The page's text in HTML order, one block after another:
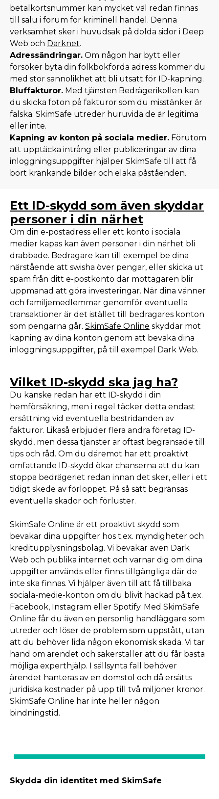
betalkortsnummer kan mycket väl redan finnas
till salu i forum för kriminell handel. Denna
verksamhet sker i huvudsak på dolda sidor i Deep
Web och Darknet.
Adressändringar. Om någon har bytt eller
försöker byta din folkbokförda adress kommer du
med stor sannolikhet att bli utsatt för ID-kapning.
Bluffakturor. Med tjänsten Bedrägerikollen kan
du skicka foton på fakturor som du misstänker är
falska. SkimSafe utreder huruvida de är legitima
eller inte.
Kapning av konton på sociala medier. Förutom
att upptäcka intrång eller publiceringar av dina
inloggningsuppgifter hjälper SkimSafe till att få
bort kränkande bilder och elaka påståenden.
Ett ID-skydd som även skyddar
personer i din närhet
Om din e-postadress eller ett konto i sociala
medier kapas kan även personer i din närhet bli
drabbade. Bedragare kan till exempel be dina
närstående att swisha över pengar, eller skicka ut
spam från ditt e-postkonto där mottagaren blir
uppmanad att göra investeringar. När dina vänner
och familjemedlemmar genomför eventuella
transaktioner är det istället till bedragares konton
som pengarna går. SkimSafe Online skyddar mot
kapning av dina konton genom att bevaka dina
inloggningsuppgifter, på till exempel Dark Web.
Vilket ID-skydd ska jag ha?
Du kanske redan har ett ID-skydd i din
hemförsäkring, men i regel täcker detta endast
ersättning vid eventuella bestridanden av
fakturor. Likaså erbjuder flera andra företag ID-
skydd, men dessa tjänster är oftast begränsade till
tips och råd. Om du däremot har ett proaktivt
omfattande ID-skydd ökar chanserna att du kan
stoppa bedrägeriet redan innan det sker, eller i ett
tidigt skede av förloppet. På så sätt begränsas
eventuella skador och förluster.
SkimSafe Online är ett proaktivt skydd som
bevakar dina uppgifter hos t.ex. myndigheter och
kreditupplysningsbolag. Vi bevakar även Dark
Web och publika internet och varnar dig om dina
uppgifter används eller finns tillgängliga där de
inte ska finnas. Vi hjälper även till att få tillbaka
sociala-medie-konton om du blivit hackad på t.ex.
Facebook, Instagram eller Spotify. Med SkimSafe
Online får du även en personlig handläggare som
utreder och löser de problem som uppstått, utan
att du behöver lida någon ekonomisk skada. Vi tar
hand om ärendet och säkerställer att du får bästa
möjliga experthjälp. I sällsynta fall behöver
ärendet hanteras av en domstol och då ersätts
juridiska kostnader på upp till två miljoner kronor.
SkimSafe Online har inte heller någon
bindningstid.
Skydda din identitet med SkimSafe